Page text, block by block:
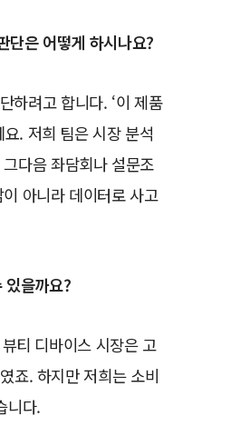
단은 어떻게 하시나요?
하려고 합니다. ‘이 제품
. 저희 팀은 시장 분석
다음 좌담회나 설문조
아니라 데이터로 사고
있을까요?
티 디바이스 시장은 고
죠. 하지만 저희는 소비
니다.